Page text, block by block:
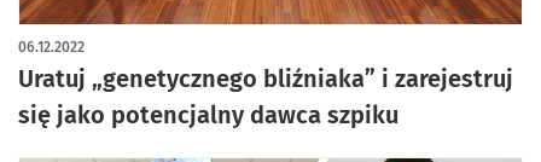
Uratuj „genetycznego bliźniaka” i zarejestruj
się jako potencjalny dawca szpiku
06.12.2022